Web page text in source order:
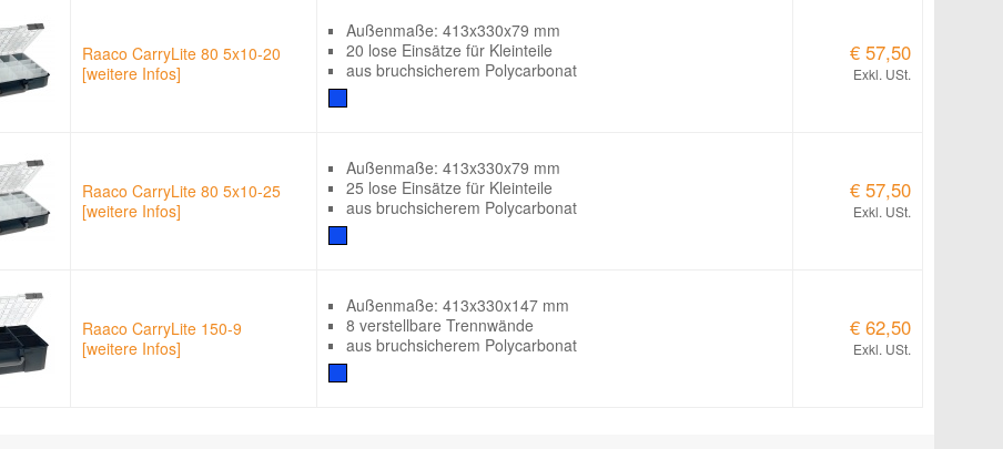
Raaco CarryLite 80 5x10-20
[weitere Infos]
Außenmaße: 413x330x79 mm
20 lose Einsätze für Kleinteile
aus bruchsicherem Polycarbonat
€ 57,50
Exkl. USt.
Raaco CarryLite 80 5x10-25
[weitere Infos]
Außenmaße: 413x330x79 mm
25 lose Einsätze für Kleinteile
aus bruchsicherem Polycarbonat
€ 57,50
Exkl. USt.
Raaco CarryLite 150-9
[weitere Infos]
Außenmaße: 413x330x147 mm
8 verstellbare Trennwände
aus bruchsicherem Polycarbonat
€ 62,50
Exkl. USt.